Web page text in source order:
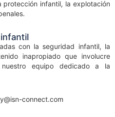
protección infantil, la explotación
con la seguridad infantil, la
inapropiado que involucre
nuestro equipo dedicado a la
connect.com